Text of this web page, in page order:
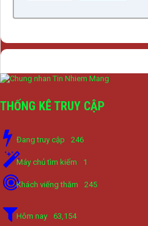
THỐNG KÊ TRUY CẬP
Đang truy cập 246
Máy chủ tìm kiếm 1
Khách viếng thăm 245
Hôm nay 63,154